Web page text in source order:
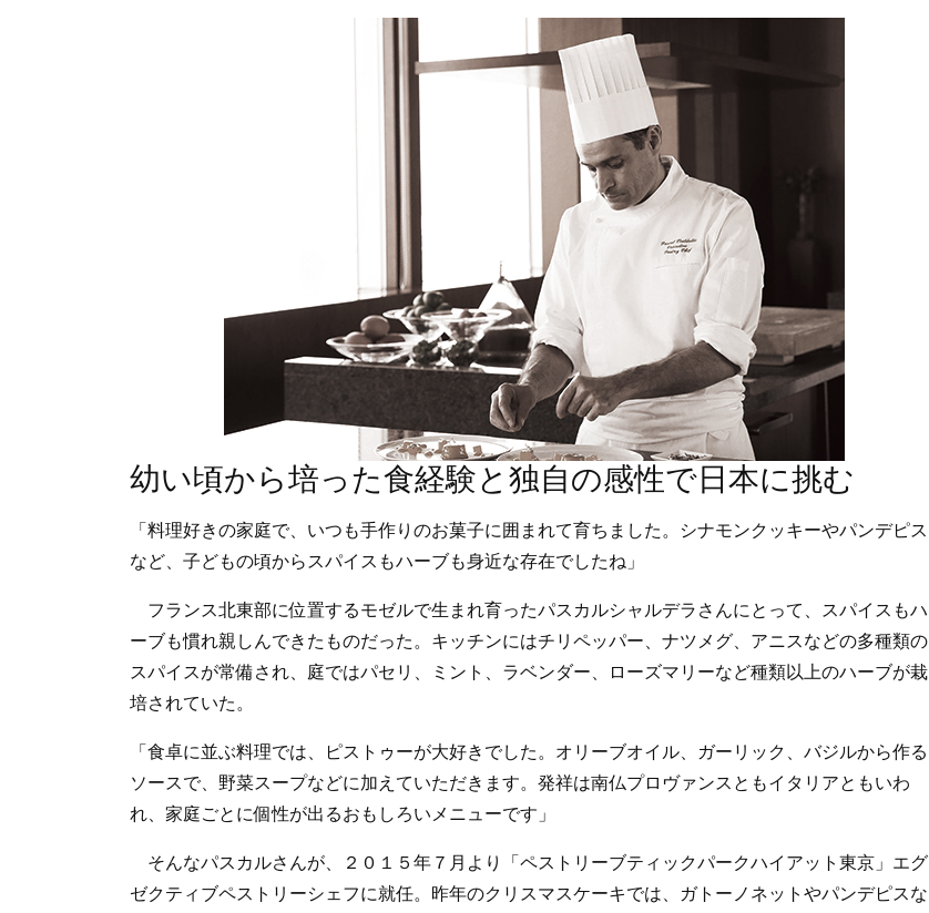
幼い頃から培った食経験と独自の感性で日本に挑む
「料理好きの家庭で、いつも手作りのお菓子に囲まれて育ちました。シナモンクッキーやパンデピス
など、子どもの頃からスパイスもハーブも身近な存在でしたね」
フランス北東部に位置するモゼルで生まれ育ったパスカルシャルデラさんにとって、スパイスもハ
ーブも慣れ親しんできたものだった。キッチンにはチリペッパー、ナツメグ、アニスなどの多種類の
スパイスが常備され、庭ではパセリ、ミント、ラベンダー、ローズマリーなど種類以上のハーブが栽
培されていた。
「食卓に並ぶ料理では、ピストゥーが大好きでした。オリーブオイル、ガーリック、バジルから作る
ソースで、野菜スープなどに加えていただきます。発祥は南仏プロヴァンスともイタリアともいわ
れ、家庭ごとに個性が出るおもしろいメニューです」
そんなパスカルさんが、２０１５年７月より「ペストリーブティックパークハイアット東京」エグ
ゼクティブペストリーシェフに就任。昨年のクリスマスケーキでは、ガトーノネットやパンデピスな